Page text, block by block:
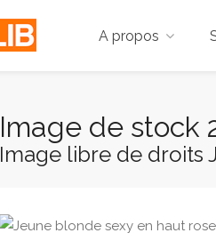
A propos
Image de stock
Image libre de droits